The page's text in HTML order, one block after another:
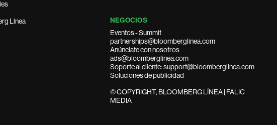
Línea
NEGOCIOS
Eventos - Summit
partnerships@bloomberglinea.com
Anúnciate con nosotros
ads@bloomberglinea.com
Soporte al cliente: support@bloomberglinea.com
Soluciones de publicidad
© COPYRIGHT, BLOOMBERG LÍNEA | FALIC
MEDIA